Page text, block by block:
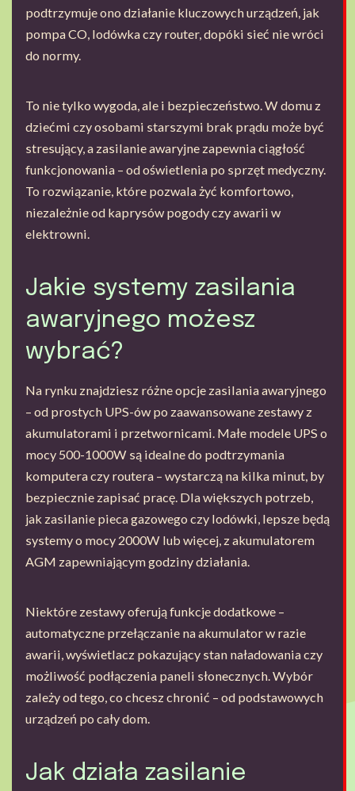
podtrzymuje ono działanie kluczowych urządzeń, jak
pompa CO, lodówka czy router, dopóki sieć nie wróci
do normy.
To nie tylko wygoda, ale i bezpieczeństwo. W domu z
dziećmi czy osobami starszymi brak prądu może być
stresujący, a zasilanie awaryjne zapewnia ciągłość
funkcjonowania – od oświetlenia po sprzęt medyczny.
To rozwiązanie, które pozwala żyć komfortowo,
niezależnie od kaprysów pogody czy awarii w
elektrowni.
Jakie systemy zasilania
awaryjnego możesz
wybrać?
Na rynku znajdziesz różne opcje zasilania awaryjnego
– od prostych UPS-ów po zaawansowane zestawy z
akumulatorami i przetwornicami. Małe modele UPS o
mocy 500-1000W są idealne do podtrzymania
komputera czy routera – wystarczą na kilka minut, by
bezpiecznie zapisać pracę. Dla większych potrzeb,
jak zasilanie pieca gazowego czy lodówki, lepsze będą
systemy o mocy 2000W lub więcej, z akumulatorem
AGM zapewniającym godziny działania.
Niektóre zestawy oferują funkcje dodatkowe –
automatyczne przełączanie na akumulator w razie
awarii, wyświetlacz pokazujący stan naładowania czy
możliwość podłączenia paneli słonecznych. Wybór
zależy od tego, co chcesz chronić – od podstawowych
urządzeń po cały dom.
Jak działa zasilanie